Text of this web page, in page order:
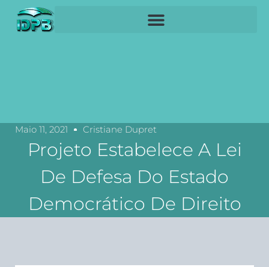
Maio 11, 2021 Cristiane Dupret
Projeto Estabelece A Lei
De Defesa Do Estado
Democrático De Direito